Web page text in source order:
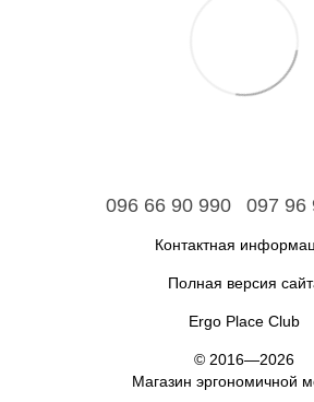
096 66 90 990 097 96
Контактная
Полная версия
Ergo Place Club
© 2016—2026
Магазин эргономичной